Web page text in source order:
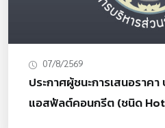
07/8/2569
ประกาศผู้ชนะการเสนอราค
แอสฟัลต์คอนกรีต (ชนิด